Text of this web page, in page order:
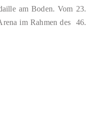
am Boden. Vom 23.
im Rahmen des 46.